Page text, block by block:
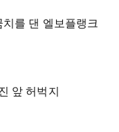
를 댄 엘보플랭크
앞 허벅지